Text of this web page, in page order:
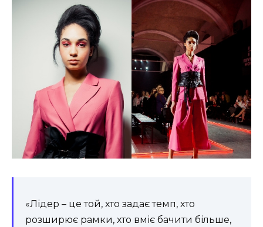
«Лідер – це той, хто задає темп, хто
розширює рамки, хто вміє бачити більше,